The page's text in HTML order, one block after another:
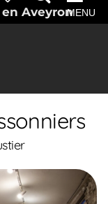
AveyronMENU